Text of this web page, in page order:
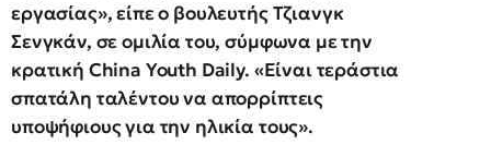
εργασίας», είπε ο βουλευτής Τζιανγκ
Σενγκάν, σε ομιλία του, σύμφωνα με την
κρατική China Youth Daily. «Είναι τεράστια
σπατάλη ταλέντου να απορρίπτεις
υποψήφιους για την ηλικία τους».